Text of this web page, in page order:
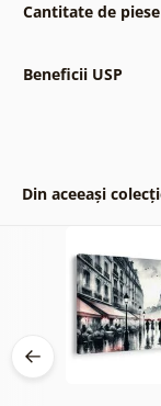
Cantitate de piese
Beneficii USP
Din aceeași